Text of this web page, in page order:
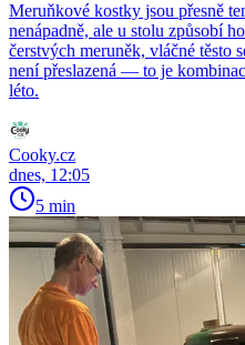
Meruňkové kostky jsou přesně
nenápadně, ale u stolu způsobí
čerstvých meruněk, vláčné těsto
není přeslazená — to je
léto.
Cooky.cz
dnes, 12:05
5 min